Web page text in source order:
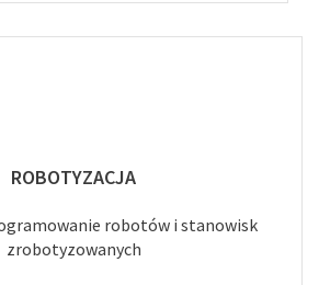
ROBOTYZACJA
robotów i stanowisk
zrobotyzowanych